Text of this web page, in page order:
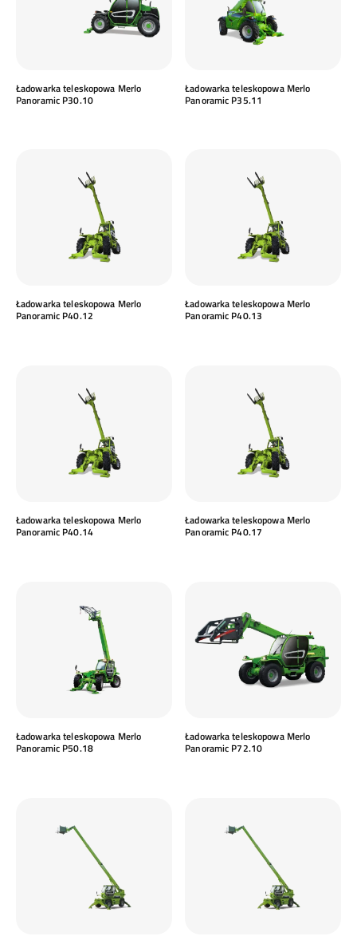
Ładowarka teleskopowa Merlo
Panoramic P30.10
Ładowarka teleskopowa Merlo
Panoramic P35.11
Ładowarka teleskopowa Merlo
Panoramic P40.12
Ładowarka teleskopowa Merlo
Panoramic P40.13
Ładowarka teleskopowa Merlo
Panoramic P40.14
Ładowarka teleskopowa Merlo
Panoramic P40.17
Ładowarka teleskopowa Merlo
Panoramic P50.18
Ładowarka teleskopowa Merlo
Panoramic P72.10